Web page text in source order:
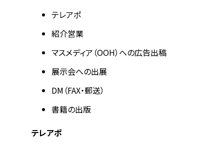
テレアポ
紹介営業
マスメディア（OOH）への広告出稿
展示会への出展
DM（FAX・郵送）
書籍の出版
テレアポ